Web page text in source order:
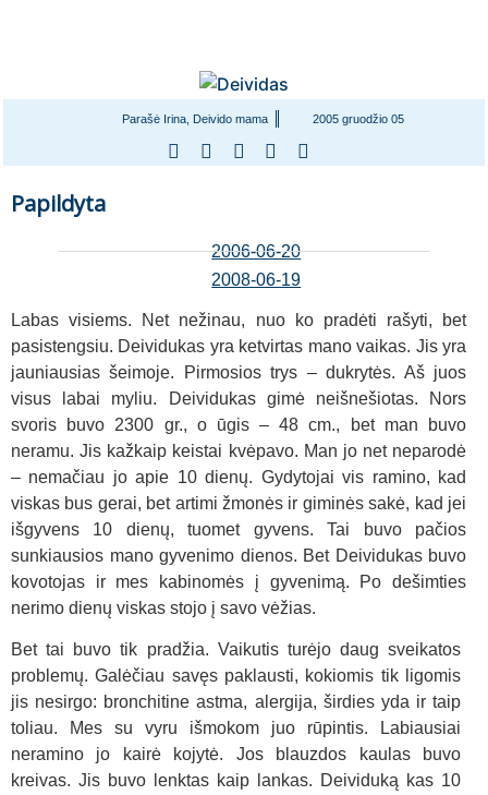
Parašė Irina, Deivido mama 2005 gruodžio 05
Labas visiems. Net nežinau, nuo ko pradėti rašyti, bet
pasistengsiu. Deividukas yra ketvirtas mano vaikas. Jis yra
jauniausias šeimoje. Pirmosios trys – dukrytės. Aš juos
visus labai myliu. Deividukas gimė neišnešiotas. Nors
svoris buvo 2300 gr., o ūgis – 48 cm., bet man buvo
neramu. Jis kažkaip keistai kvėpavo. Man jo net neparodė
– nemačiau jo apie 10 dienų. Gydytojai vis ramino, kad
viskas bus gerai, bet artimi žmonės ir giminės sakė, kad jei
išgyvens 10 dienų, tuomet gyvens. Tai buvo pačios
sunkiausios mano gyvenimo dienos. Bet Deividukas buvo
kovotojas ir mes kabinomės į gyvenimą. Po dešimties
nerimo dienų viskas stojo į savo vėžias.
Papildyta
2006-06-20
2008-06-19
Bet tai buvo tik pradžia. Vaikutis turėjo daug sveikatos
problemų. Galėčiau savęs paklausti, kokiomis tik ligomis
jis nesirgo: bronchitine astma, alergija, širdies yda ir taip
toliau. Mes su vyru išmokom juo rūpintis. Labiausiai
neramino jo kairė kojytė. Jos blauzdos kaulas buvo
kreivas. Jis buvo lenktas kaip lankas. Deividuką kas 10